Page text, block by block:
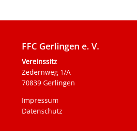
FFC Gerlingen e. V.
Vereinssitz
Zedernweg 1/A
70839 Gerlingen
Impressum
Datenschutz